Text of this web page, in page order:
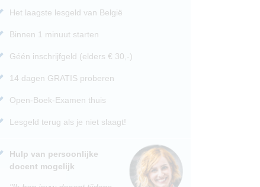
Het laagste lesgeld van België
Binnen 1 minuut starten
Géén inschrijfgeld (elders € 30,-)
14 dagen GRATIS proberen
Open-Boek-Examen thuis
Lesgeld terug als je niet slaagt!
Hulp van persoonlijke
docent mogelijk